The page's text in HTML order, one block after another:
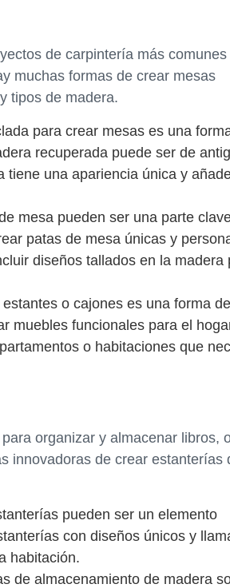
de carpintería más
muchas formas de crear mesas
tipos de madera.
para crear mesas es una
recuperada puede ser de
una apariencia única y
mesa pueden ser una parte
patas de mesa únicas y
diseños tallados en la madera
o cajones es una forma de
muebles funcionales para el
o habitaciones que
organizar y almacenar libros,
innovadoras de crear estanterías
pueden ser un elemento
con diseños únicos y
habitación.
de almacenamiento de madera